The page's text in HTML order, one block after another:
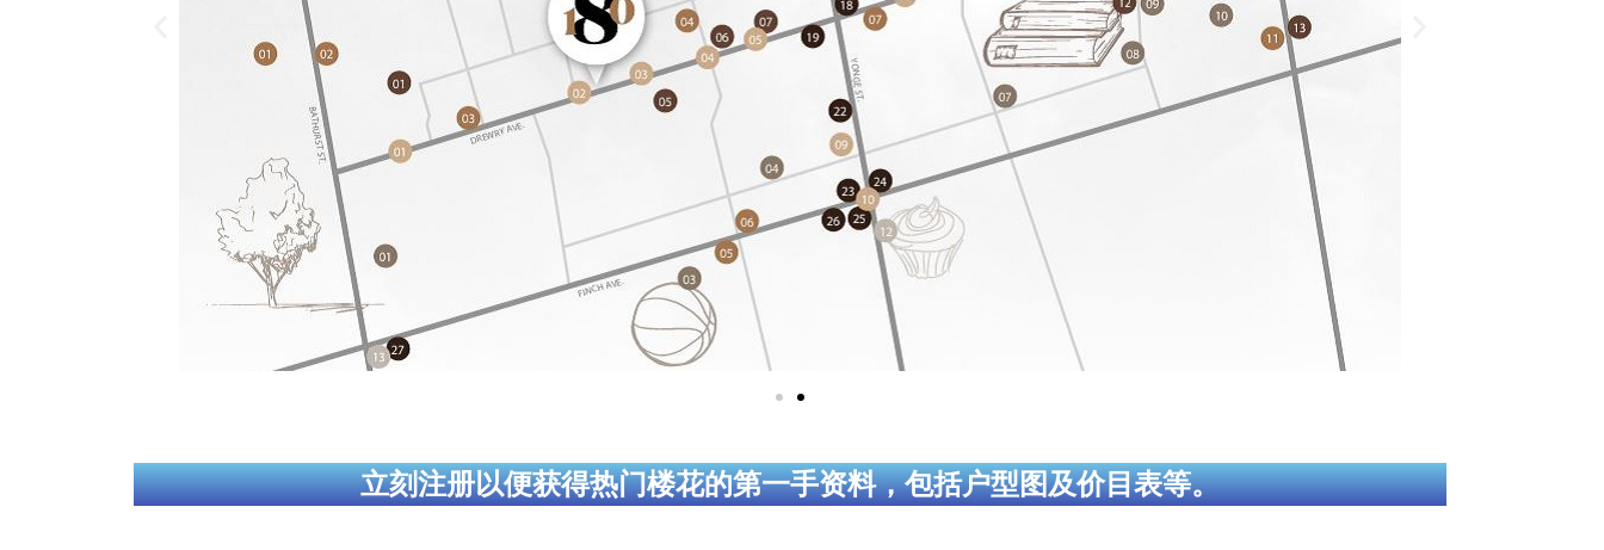
立刻注册以便获得热门楼花的第一手资料，包括户型图及价目表等。